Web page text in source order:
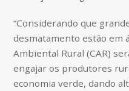
“Considerando que
desmatamento estão em
Ambiental Rural (CAR)
engajar os produtores
economia verde, dando